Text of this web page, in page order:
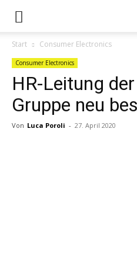
Start Consumer Electronics
Consumer Electronics
HR-Leitung
Gruppe neu
Von Luca Poroli - 27. April 2020